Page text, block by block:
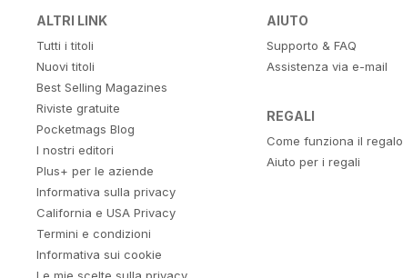
ALTRI LINK
Tutti i titoli
Nuovi titoli
Best Selling Magazines
Riviste gratuite
Pocketmags Blog
I nostri editori
Plus+ per le aziende
Informativa sulla privacy
California e USA Privacy
Termini e condizioni
Informativa sui cookie
AIUTO
Supporto & FAQ
Assistenza via e-mail
REGALI
Come funziona il regalo
Aiuto per i regali